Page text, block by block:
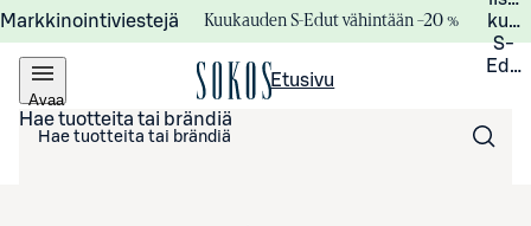
Markkinointiviestejä Kuukauden S-Edut vähintään –20 %
S-
Avaa
valikko
Etusivu
Hae tuotteita tai brändiä